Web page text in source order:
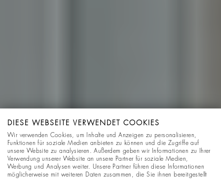
DIESE WEBSEITE VERWENDET COOKIES
Wir verwenden Cookies, um Inhalte und Anzeigen zu personalisieren,
Funktionen für soziale Medien anbieten zu können und die Zugriffe auf
unsere Website zu analysieren. Außerdem geben wir Informationen zu Ihrer
Verwendung unserer Website an unsere Partner für soziale Medien,
Werbung und Analysen weiter. Unsere Partner führen diese Informationen
möglicherweise mit weiteren Daten zusammen, die Sie ihnen bereitgestellt